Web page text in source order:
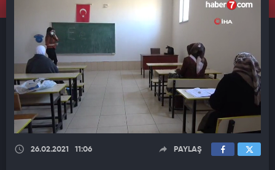
26.02.2021 11:06 PAYLAŞ